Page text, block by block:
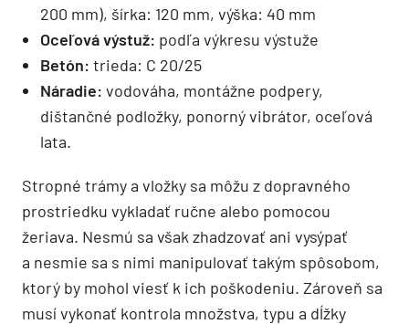
200 mm), šírka: 120 mm, výška: 40 mm
Oceľová výstuž: podľa výkresu výstuže
Betón: trieda: C 20/25
Náradie: vodováha, montážne podpery,
dištančné podložky, ponorný vibrátor, oceľová
lata.
Stropné trámy a vložky sa môžu z dopravného
prostriedku vykladať ručne alebo pomocou
žeriava. Nesmú sa však zhadzovať ani vysýpať
a nesmie sa s nimi manipulovať takým spôsobom,
ktorý by mohol viesť k ich poškodeniu. Zároveň sa
musí vykonať kontrola množstva, typu a dĺžky